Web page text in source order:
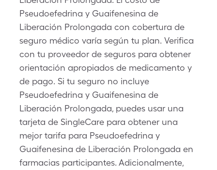
Pseudoefedrina y Guaifenesina de
Liberación Prolongada con cobertura de
seguro médico varía según tu plan. Verifica
con tu proveedor de seguros para obtener
orientación apropiados de medicamento y
de pago. Si tu seguro no incluye
Pseudoefedrina y Guaifenesina de
Liberación Prolongada, puedes usar una
tarjeta de SingleCare para obtener una
mejor tarifa para Pseudoefedrina y
Guaifenesina de Liberación Prolongada en
farmacias participantes. Adicionalmente,